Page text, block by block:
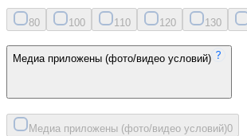
80 100 11 0 120 130
Медиа приложены (фото/видео условий)
Медиа приложены (фото/видео условий)0